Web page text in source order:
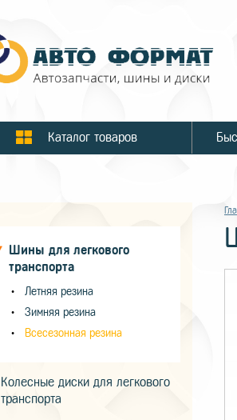
Каталог товаров
Шины для легкового
транспорта
Летняя резина
Зимняя резина
Всесезонная резина
Колесные диски для легкового
транспорта